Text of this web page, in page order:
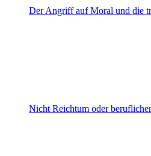
Der Angriff auf Moral und die
Nicht Reichtum oder